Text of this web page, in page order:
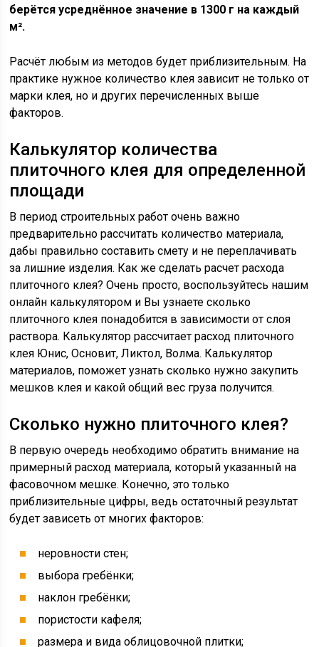
берётся усреднённое значение в 1300 г на каждый
м².
Расчёт любым из методов будет приблизительным. На
практике нужное количество клея зависит не только от
марки клея, но и других перечисленных выше
факторов.
Калькулятор количества
плиточного клея для определенной
площади
В период строительных работ очень важно
предварительно рассчитать количество материала,
дабы правильно составить смету и не переплачивать
за лишние изделия. Как же сделать расчет расхода
плиточного клея? Очень просто, воспользуйтесь нашим
онлайн калькулятором и Вы узнаете сколько
плиточного клея понадобится в зависимости от слоя
раствора. Калькулятор рассчитает расход плиточного
клея Юнис, Основит, Ликтол, Волма. Калькулятор
материалов, поможет узнать сколько нужно закупить
мешков клея и какой общий вес груза получится.
Сколько нужно плиточного клея?
В первую очередь необходимо обратить внимание на
примерный расход материала, который указанный на
фасовочном мешке. Конечно, это только
приблизительные цифры, ведь остаточный результат
будет зависеть от многих факторов:
неровности стен;
выбора гребёнки;
наклон гребёнки;
пористости кафеля;
размера и вида облицовочной плитки;